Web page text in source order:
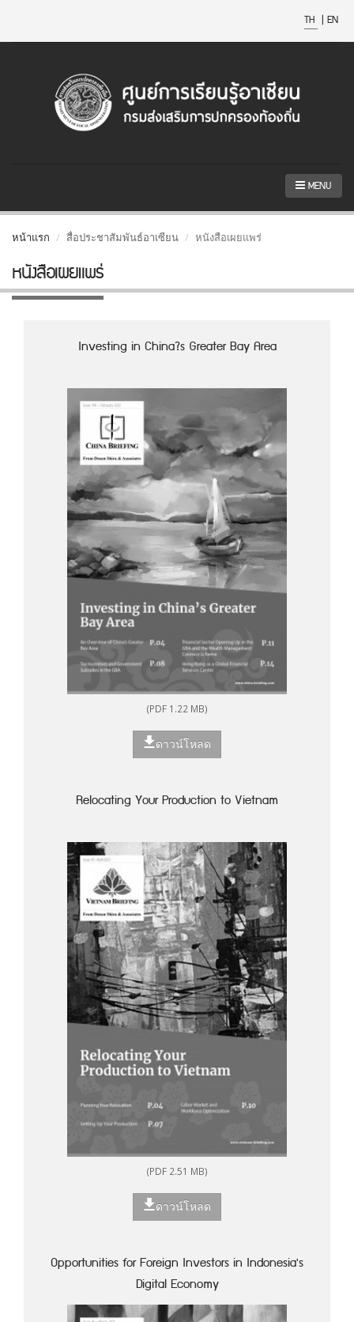
TH | EN
MENU
หน้าแรก สื่อประชาสัมพันธ์อาเซียน หนังสือเผยแพร่
หนังสือเผยแพร่
Investing in China?s Greater Bay Area
(PDF 1.22 MB)
ดาวน์โหลด
Relocating Your Production to Vietnam
(PDF 2.51 MB)
ดาวน์โหลด
Opportunities for Foreign Investors in Indonesia's
Digital Economy